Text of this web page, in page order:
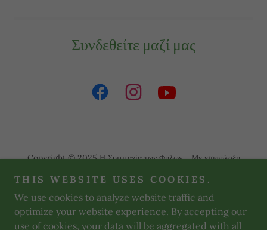
Συνδεθείτε μαζί μας
Copyright © 2025 Η Συμμαχία των Φύλων - Με επιφύλαξη
ΠΟΛΙΤΙΚΉ ΑΠΟΡΡΉΤΟΥ
THIS WEBSITE USES COOKIES.
We use cookies to analyze website traffic and
optimize your website experience. By accepting our
use of cookies, your data will be aggregated with all